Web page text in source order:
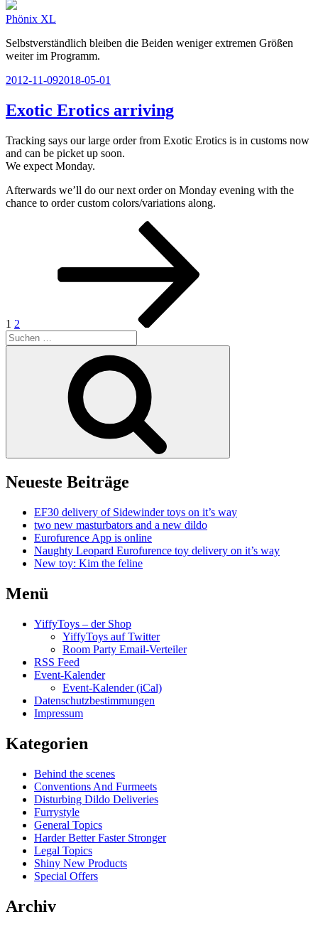
Phönix XL
Selbstverständlich bleiben die Beiden weniger extremen Größen
weiter im Programm.
Veröffentlicht
2012-11-092018-05-01
Exotic Erotics arriving
Tracking says our large order from Exotic Erotics is in customs now
and can be picket up soon.
We expect Monday.
Afterwards we’ll do our next order on Monday evening with the
chance to order custom colors/variations along.
Seitennummerierung
Beiträge
1 2
Suchen
nach:
Neueste Beiträge
EF30 delivery of Sidewinder toys on it’s way
two new masturbators and a new dildo
Eurofurence App is online
Naughty Leopard Eurofurence toy delivery on it’s way
New toy: Kim the feline
Menü
YiffyToys – der Shop
YiffyToys auf Twitter
Room Party Email-Verteiler
RSS Feed
Event-Kalender
Event-Kalender (iCal)
Datenschutzbestimmungen
Impressum
Kategorien
Behind the scenes
Conventions And Furmeets
Disturbing Dildo Deliveries
Furrystyle
General Topics
Harder Better Faster Stronger
Legal Topics
Shiny New Products
Special Offers
Archiv